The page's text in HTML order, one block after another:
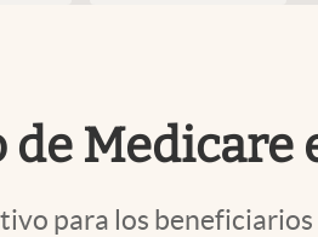
Medicare
para los